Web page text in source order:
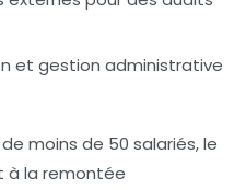
et gestion administrative
moins de 50 salariés, le
à la remontée